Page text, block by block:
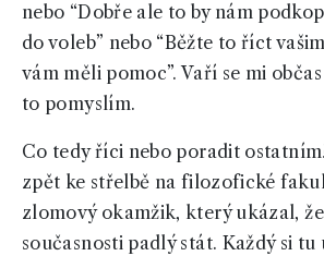
nebo “Dobře ale to by nám
do voleb” nebo “Běžte to říct
vám měli pomoc”. Vaří se mi
to pomyslím.
Co tedy říci nebo poradit
zpět ke střelbě na filozofické
zlomový okamžik, který ukázal, že
současnosti padlý stát. Každý si tu